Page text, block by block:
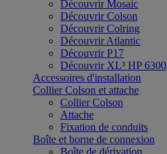
Découvrir Mosaic
Découvrir Colson
Découvrir Colring
Découvrir Atlantic
Découvrir P17
Découvrir XL³ HP 6300
Accessoires d'installation
Collier Colson et attache
Collier Colson
Attache
Fixation de conduits
Boîte et borne de connexion
Boîte de dérivation